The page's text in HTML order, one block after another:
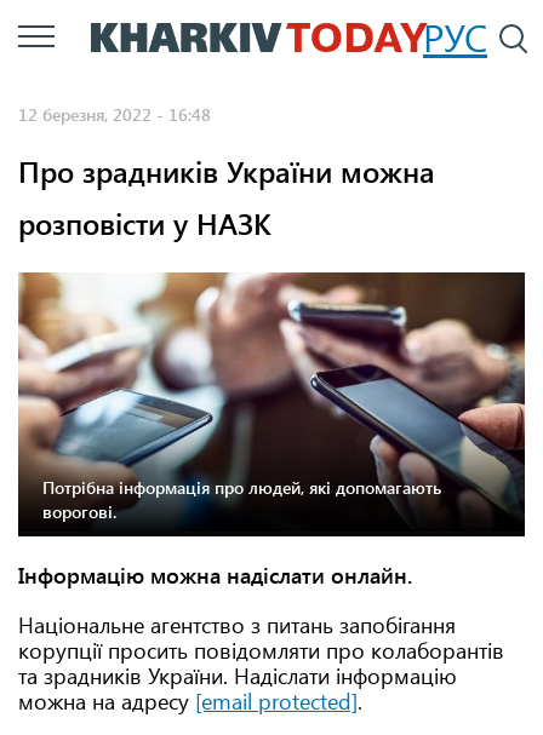
Перейти
до
РУС
12 березня, 2022 - 16:48
Про зрадників України можна
розповісти у НАЗК
Потрібна інформація про людей, які допомагають
ворогові.
Інформацію можна надіслати онлайн.
Національне агентство з питань запобігання
корупції просить повідомляти про колаборантів
та зрадників України. Надіслати інформацію
можна на адресу [email protected].